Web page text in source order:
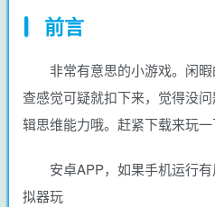
前言
非常有意思的小游戏。闲
查感觉可疑就扣下来，觉得没
辑思维能力哦。赶紧下载来玩一
安卓APP，如果手机运行
拟器玩